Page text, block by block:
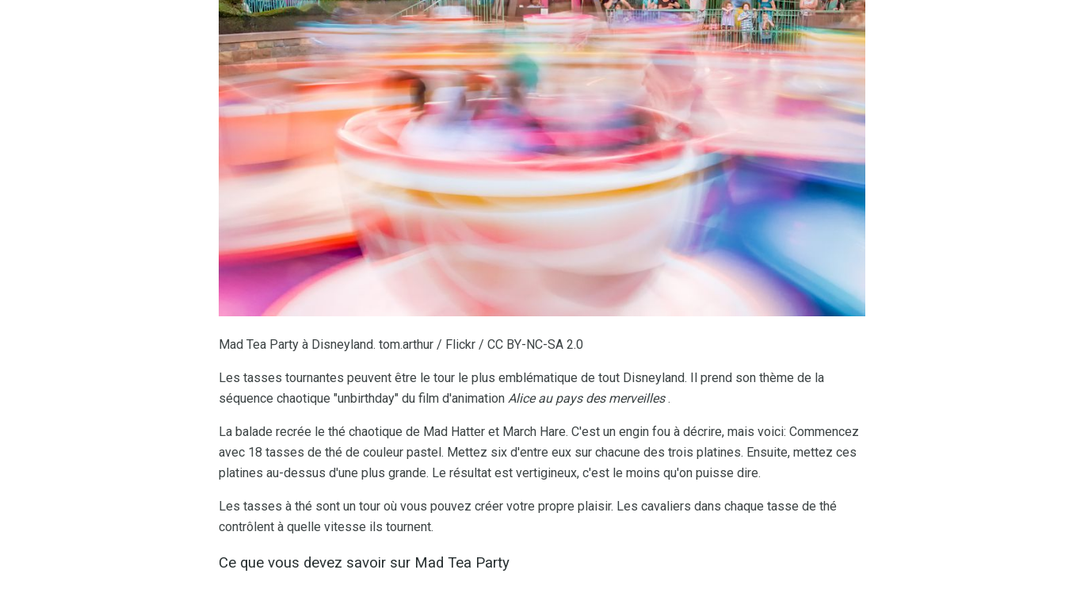
Mad Tea Party à Disneyland. tom.arthur / Flickr / CC BY-NC-SA 2.0
Les tasses tournantes peuvent être le tour le plus emblématique de tout Disneyland. Il prend son thème de la
séquence chaotique "unbirthday" du film d'animation Alice au pays des merveilles.
La balade recrée le thé chaotique de Mad Hatter et March Hare. C'est un engin fou à décrire, mais voici: Commencez
avec 18 tasses de thé de couleur pastel. Mettez six d'entre eux sur chacune des trois platines. Ensuite, mettez ces
platines au-dessus d'une plus grande. Le résultat est vertigineux, c'est le moins qu'on puisse dire.
Les tasses à thé sont un tour où vous pouvez créer votre propre plaisir. Les cavaliers dans chaque tasse de thé
contrôlent à quelle vitesse ils tournent.
Ce que vous devez savoir sur Mad Tea Party